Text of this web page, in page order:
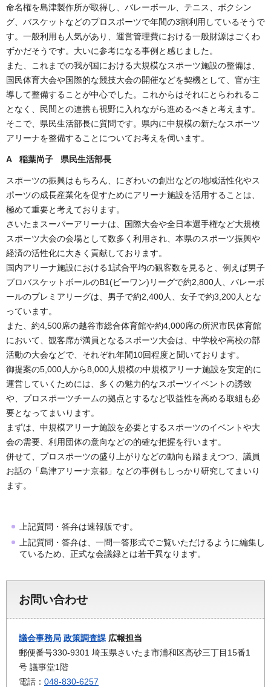
命名権を島津製作所が取得し、バレーボール、テニス、ボクシン
グ、バスケットなどのプロスポーツで年間の3割利用しているそうで
す。一般利用も人気があり、運営管理費における一般財源はごくわ
ずかだそうです。大いに参考になる事例と感じました。
また、これまでの我が国における大規模なスポーツ施設の整備は、
国民体育大会や国際的な競技大会の開催などを契機として、官が主
導して整備することが中心でした。これからはそれにとらわれるこ
となく、民間との連携も視野に入れながら進めるべきと考えます。
そこで、県民生活部長に質問です。県内に中規模の新たなスポーツ
アリーナを整備することについてお考えを伺います。
A 稲葉尚子 県民生活部長
スポーツの振興はもちろん、にぎわいの創出などの地域活性化やス
ポーツの成長産業化を促すためにアリーナ施設を活用することは、
極めて重要と考えております。
さいたまスーパーアリーナは、国際大会や全日本選手権など大規模
スポーツ大会の会場として数多く利用され、本県のスポーツ振興や
経済の活性化に大きく貢献しております。
国内アリーナ施設における1試合平均の観客数を見ると、例えば男子
プロバスケットボールのB1(ビーワン)リーグで約2,800人、バレーボ
ールのプレミアリーグは、男子で約2,400人、女子で約3,200人とな
っています。
また、約4,500席の越谷市総合体育館や約4,000席の所沢市民体育館
において、観客席が満員となるスポーツ大会は、中学校や高校の部
活動の大会などで、それぞれ年間10回程度と聞いております。
御提案の5,000人から8,000人規模の中規模アリーナ施設を安定的に
運営していくためには、多くの魅力的なスポーツイベントの誘致
や、プロスポーツチームの拠点とするなど収益性を高める取組も必
要となってまいります。
まずは、中規模アリーナ施設を必要とするスポーツのイベントや大
会の需要、利用団体の意向などの的確な把握を行います。
併せて、プロスポーツの盛り上がりなどの動向も踏まえつつ、議員
お話の「島津アリーナ京都」などの事例もしっかり研究してまいり
ます。
上記質問・答弁は速報版です。
上記質問・答弁は、一問一答形式でご覧いただけるように編集し
ているため、正式な会議録とは若干異なります。
お問い合わせ
議会事務局 政策調査課 広報担当
郵便番号330-9301 埼玉県さいたま市浦和区高砂三丁目15番1
号 議事堂1階
電話： 048-830-6257